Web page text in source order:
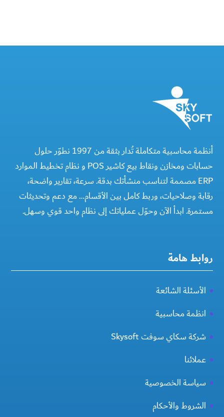
أنظمة محاسبية متكاملة تُدار بثقة من 1997 نطوّر حلول
حسابات ومخازن ونقاط بيع كاشير POS و نظام تخطيط الموارد
ERP مصممة لتناسب منشأتك بدقة. سرعة، تقارير واضحة،
رقابة وصلاحيات، وربط كامل بين الأقسام… مع دعم وتحديثات
مستمرة. ابدأ الآن وحوّل عملياتك إلى نظام واحد قوي وسهل.
روابط هامة
الأسئلة الشائعة
انظمة محاسبية
شركة سكاي سوفت Skysoft
عملائنا
سياسة الخصوصية
الشروط والأحكام